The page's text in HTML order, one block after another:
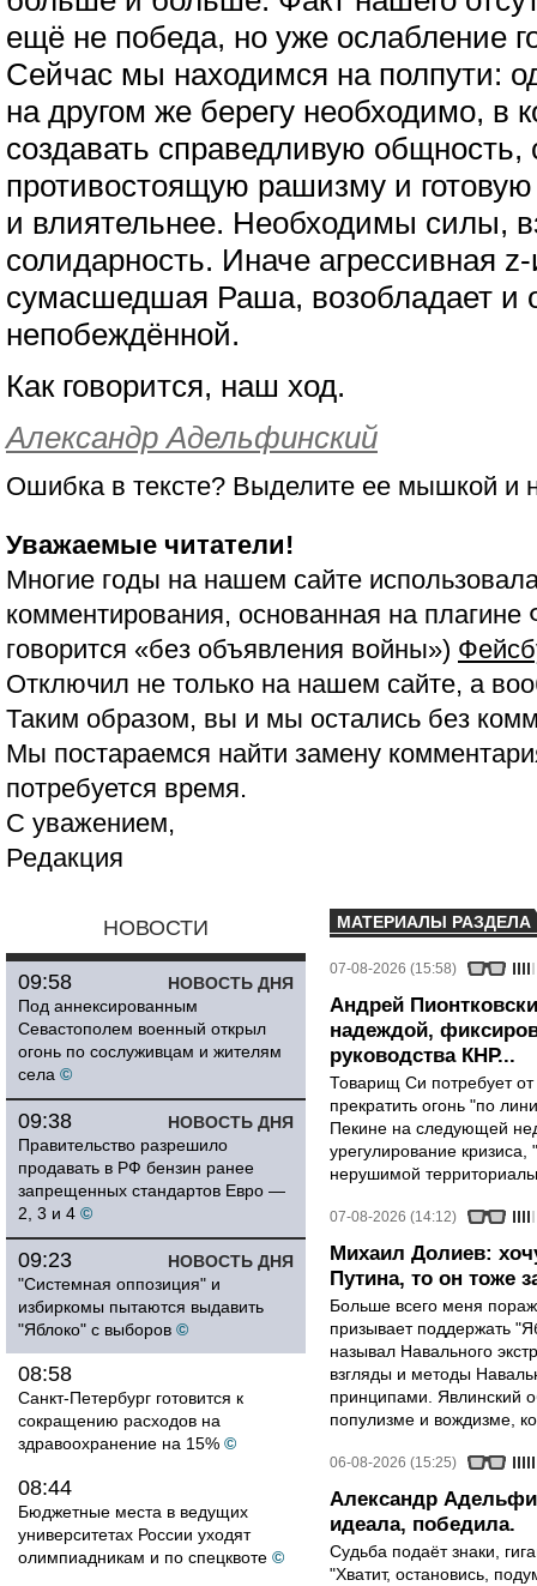
ещё не победа, но уже ослабление
Сейчас мы находимся на полпути:
на другом же берегу необходимо, в
создавать справедливую общность,
противостоящую рашизму и готовую
и влиятельнее. Необходимы силы,
солидарность. Иначе агрессивная
сумасшедшая Раша, возобладает и
непобеждённой.
Как говорится, наш ход.
Александр Адельфинский
Ошибка в тексте? Выделите ее мышкой и
Уважаемые читатели!
Многие годы на нашем сайте
комментирования, основанная на
говорится «без объявления войны»)
Отключил не только на нашем сайте, а
Таким образом, вы и мы остались без
Мы постараемся найти замену
потребуется время.
С уважением,
Редакция
НОВОСТИ
НОВОСТЬ ДНЯ
09:58
Под аннексированным
Севастополем военный открыл
огонь по сослуживцам и жителям
села ©
НОВОСТЬ ДНЯ
09:38
Правительство разрешило
продавать в РФ бензин ранее
запрещенных стандартов Евро —
2, 3 и 4 ©
НОВОСТЬ ДНЯ
09:23
"Системная оппозиция" и
избиркомы пытаются выдавить
"Яблоко" с выборов ©
08:58
Санкт-Петербург готовится к
сокращению расходов на
здравоохранение на 15% ©
08:44
Бюджетные места в ведущих
университетах России уходят
олимпиадникам и по спецквоте ©
МАТЕРИАЛЫ РАЗДЕЛА
07-08-2026 (15:58)
Андрей
надеждой,
руководства КНР...
Товарищ Си потребует
прекратить огонь "по
Пекине на следующей
урегулирование
нерушимой
07-08-2026 (14:12)
Михаил Долиев:
Путина, то он тоже
Больше всего меня
призывает поддержать
называл Навального
взгляды и методы
принципами. Явлинский
популизме и вождизме,
06-08-2026 (15:25)
Александр
идеала, победила.
Судьба подаёт знаки,
"Хватит, остановись,